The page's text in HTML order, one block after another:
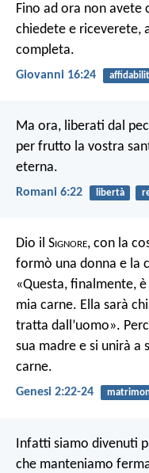
Fino ad ora non avete
chiedete e riceverete,
completa.
Giovanni 16:24
Ma ora, liberati dal
per frutto la vostra
eterna.
Romani 6:22 libertà
Dio il Signore, con la
formò una donna e la
«Questa, finalmente,
mia carne. Ella sarà
tratta dall’uomo».
sua madre e si unirà a
carne.
Genesi 2:22-24
Infatti siamo divenuti
che manteniamo